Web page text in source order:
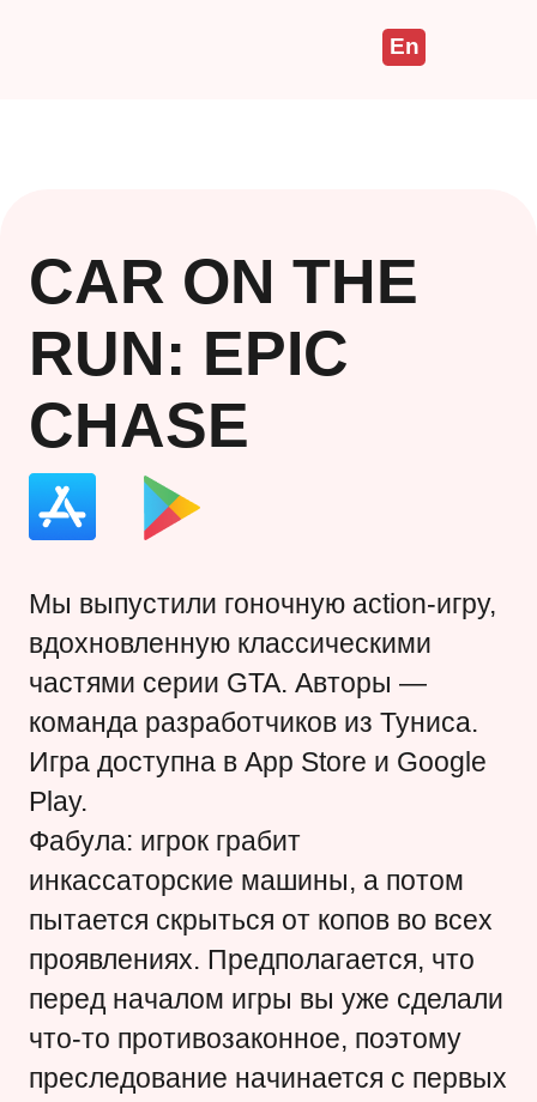
En
CAR ON THE
RUN: EPIC
CHASE
Мы выпустили гоночную action-игру,
вдохновленную классическими
частями серии GTA. Авторы —
команда разработчиков из Туниса.
Игра доступна в App Store и Google
Play.
Фабула: игрок грабит
инкассаторские машины, а потом
пытается скрыться от копов во всех
проявлениях. Предполагается, что
перед началом игры вы уже сделали
что-то противозаконное, поэтому
преследование начинается с первых